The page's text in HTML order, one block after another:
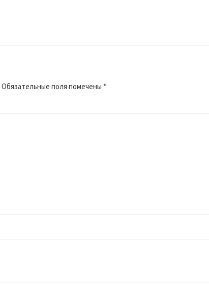
Обязательные поля помечены *